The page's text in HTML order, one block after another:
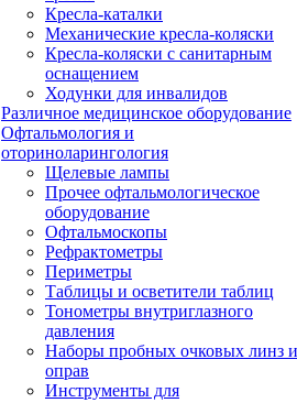
Кресла-каталки
Механические кресла-коляски
Кресла-коляски с санитарным
оснащением
Ходунки для инвалидов
Различное медицинское оборудование
Офтальмология и
оториноларингология
Щелевые лампы
Прочее офтальмологическое
оборудование
Офтальмоскопы
Рефрактометры
Периметры
Таблицы и осветители таблиц
Тонометры внутриглазного
давления
Наборы пробных очковых линз и
оправ
Инструменты для